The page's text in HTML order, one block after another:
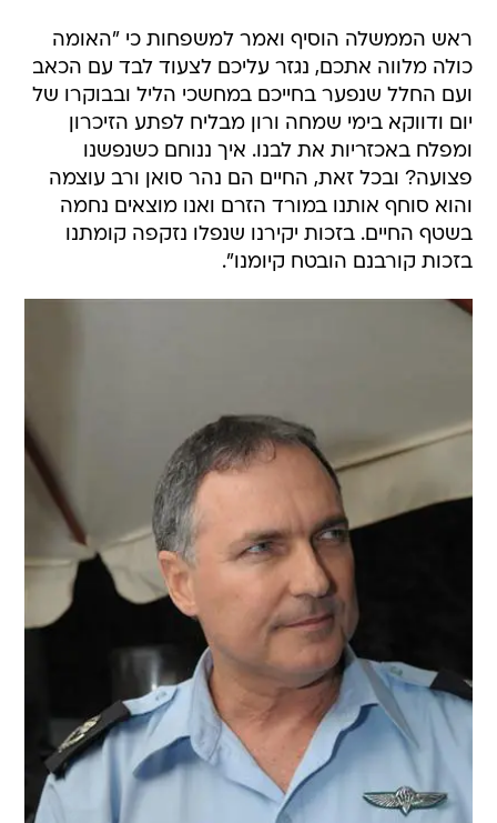
ראש הממשלה הוסיף ואמר למשפחות כי "האומה
כולה מלווה אתכם, נגזר עליכם לצעוד לבד עם הכאב
ועם החלל שנפער בחייכם במחשכי הליל ובבוקרו של
יום ודווקא בימי שמחה ורון מבליח לפתע הזיכרון
ומפלח באכזריות את לבנו. איך ננוחם כשנפשנו
פצועה? ובכל זאת, החיים הם נהר סואן ורב עוצמה
והוא סוחף אותנו במורד הזרם ואנו מוצאים נחמה
בשטף החיים. בזכות יקירנו שנפלו נזקפה קומתנו
בזכות קורבנם הובטח קיומנו".